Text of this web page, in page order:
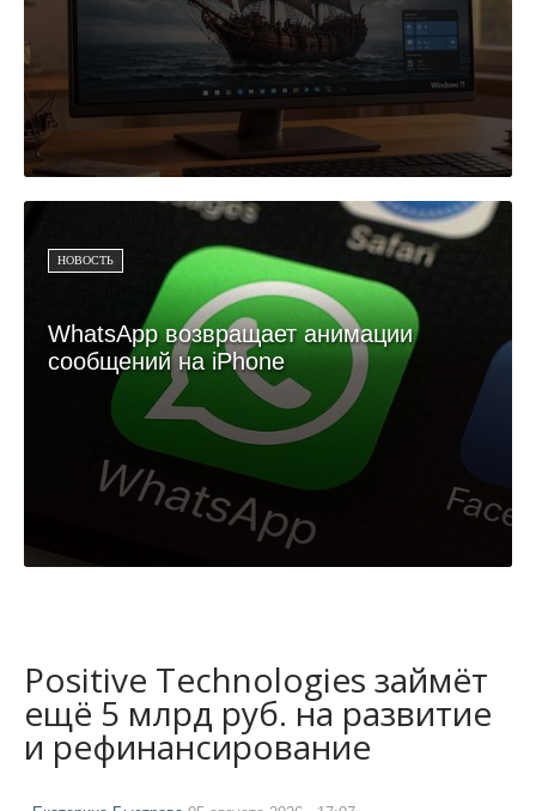
НОВОСТЬ
WhatsApp возвращает анимации
сообщений на iPhone
Positive Technologies займёт
ещё 5 млрд руб. на развитие
и рефинансирование